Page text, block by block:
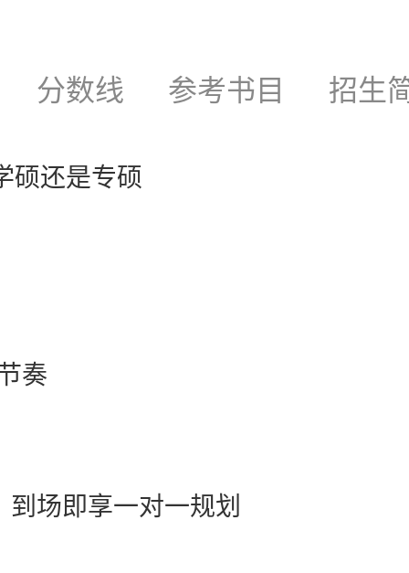
分数线 参考书目 招生
硕还是专硕
奏
场即享一对一规划